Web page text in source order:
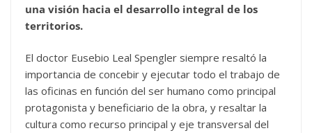
una visión hacia el desarrollo integral de los
territorios.
El doctor Eusebio Leal Spengler siempre resaltó la
importancia de concebir y ejecutar todo el trabajo de
las oficinas en función del ser humano como principal
protagonista y beneficiario de la obra, y resaltar la
cultura como recurso principal y eje transversal del